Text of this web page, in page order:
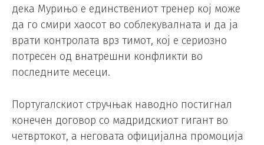
дека Мурињо е единствениот тренер кој може
да го смири хаосот во соблекувалната и да ја
врати контролата врз тимот, кој е сериозно
потресен од внатрешни конфликти во
последните месеци.
Португалскиот стручњак наводно постигнал
конечен договор со мадридскиот гигант во
четвртокот, а неговата официјална промоција